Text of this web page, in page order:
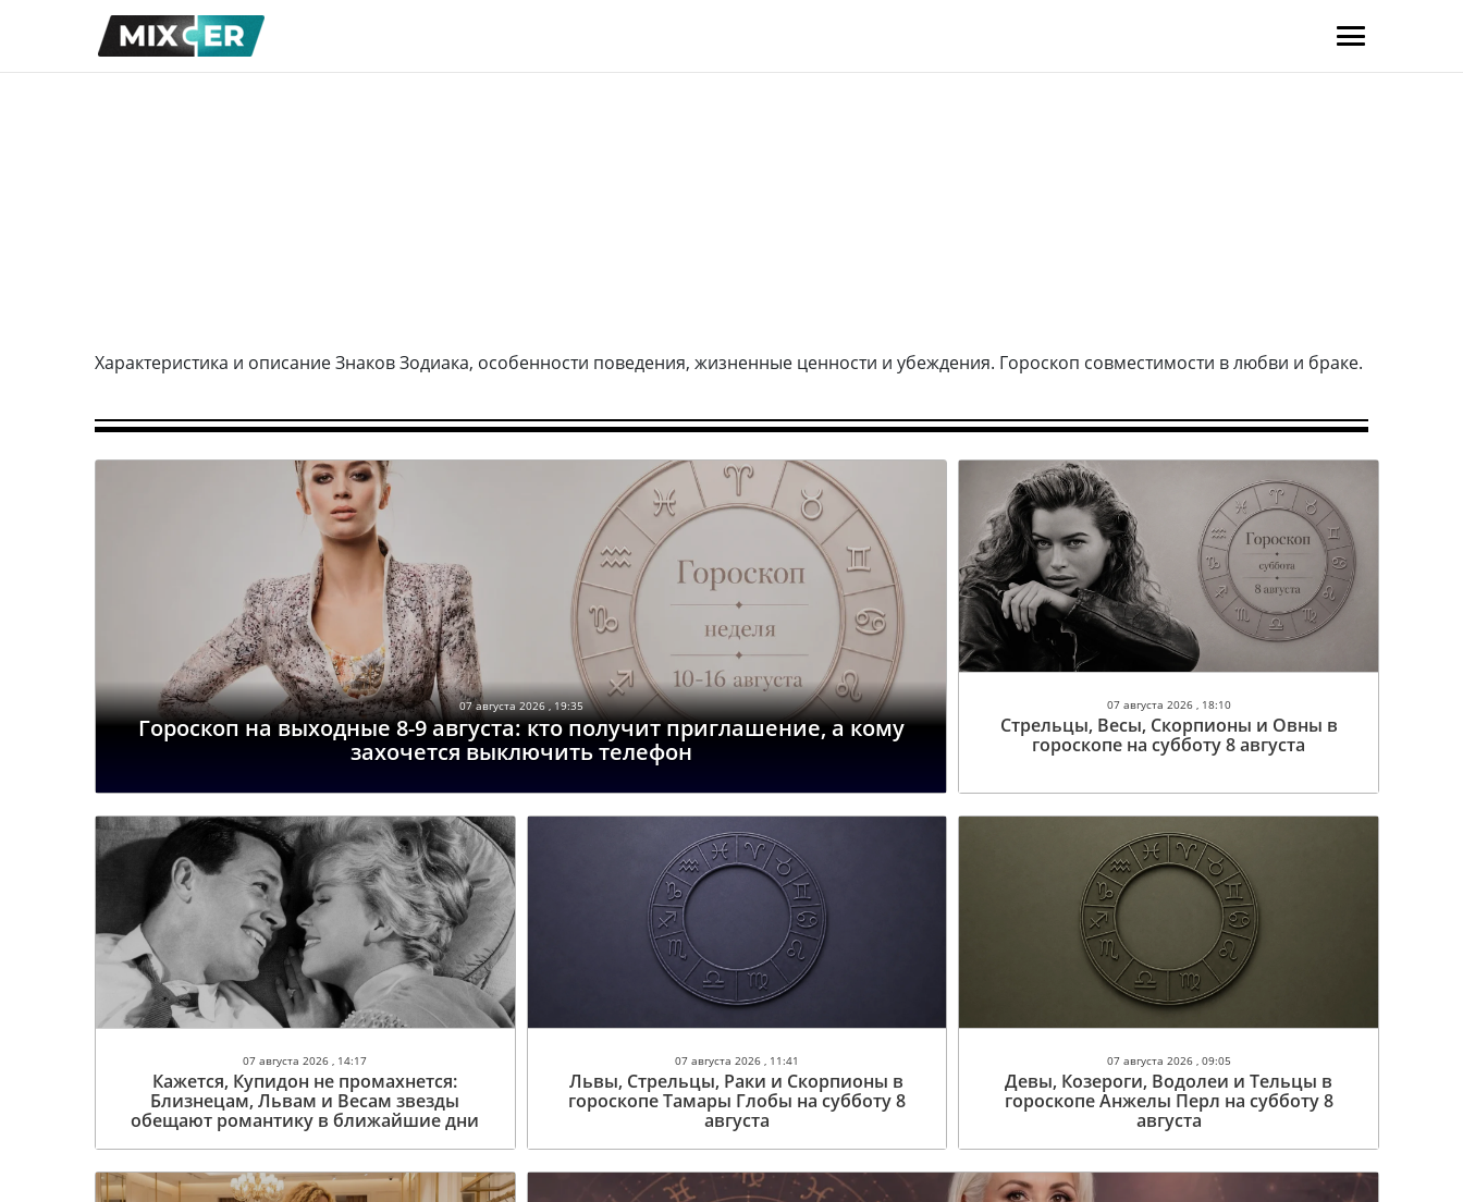
Характеристика и описание Знаков Зодиака, особенности поведения, жизненные ценности и убеждения. Гороскоп совместимости в любви и браке.
07 августа 2026 , 19:35
Гороскоп на выходные 8-9 августа: кто получит приглашение, а кому
захочется выключить телефон
07 августа 2026 , 18:10
Стрельцы, Весы, Скорпионы и Овны в
гороскопе на субботу 8 августа
07 августа 2026 , 14:17
Кажется, Купидон не промахнется:
Близнецам, Львам и Весам звезды
обещают романтику в ближайшие дни
07 августа 2026 , 11:41
Львы, Стрельцы, Раки и Скорпионы в
гороскопе Тамары Глобы на субботу 8
августа
07 августа 2026 , 09:05
Девы, Козероги, Водолеи и Тельцы в
гороскопе Анжелы Перл на субботу 8
августа